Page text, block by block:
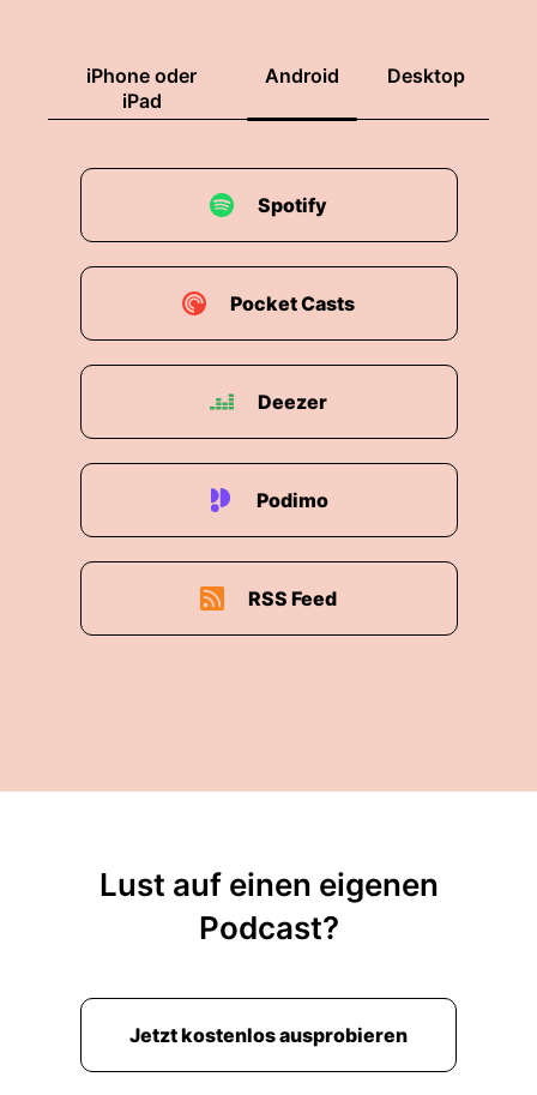
iPhone oder
iPad
Android Desktop
Spotify
Pocket Casts
Deezer
Podimo
RSS Feed
Lust auf einen eigenen
Podcast?
Jetzt kostenlos ausprobieren